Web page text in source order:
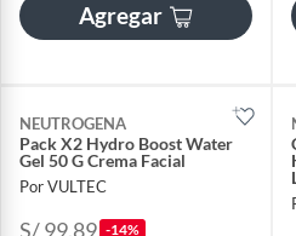
Agregar
NEUTROGENA
Pack X2 Hydro Boost Water
Gel 50 G Crema Facial
Por VULTEC
S/ 99.89 -14%